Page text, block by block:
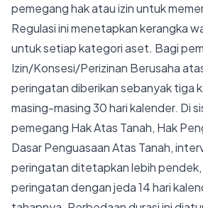
pemegang hak atau izin untuk
Regulasi ini menetapkan kerangka
untuk setiap kategori aset. Bagi
Izin/Konsesi/Perizinan Berusaha
peringatan diberikan sebanyak tiga
masing-masing 30 hari kalender. Di
pemegang Hak Atas Tanah, Hak
Dasar Penguasaan Atas Tanah,
peringatan ditetapkan lebih pendek,
peringatan dengan jeda 14 hari